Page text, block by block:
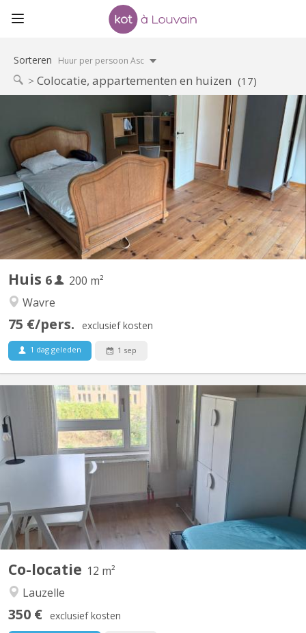
Sorteren Huur per persoon Asc
Colocatie, appartementen en huizen (17)
Huis 6
200 m²
Wavre
75 €/pers. exclusief kosten
1 dag geleden 1 sep
KV 2096
Des places se libèrent dans une colocation de choix à Vieusart !
🔸 Deux maisons mitoyennes (4p + 2p) 🔸 Emplacement
enchanteur à Vieux-Sart, dans le lieu-dit "la Place" 🔸 Cadre
bucolique, propice à de nombreuses balades 🔸 Cour orientée
sud 🔸 Bail annuel renouvelable 🔸 Chaque maison offre...
Co-locatie 12 m²
Lauzelle
350 € exclusief kosten
KV 1465
familiale à Lauzelle (Louvain-la-Neuve) Nous proposons une
chambre meublée à louer dans une maison familiale située dans
le quartier résidentiel de Lauzelle, à Louvain-la-Neuve. La maison
est partagée avec la propriétaire, un étudiant en Erasmus à
UCLouvain et un élève en retho au LMV. 🔹...